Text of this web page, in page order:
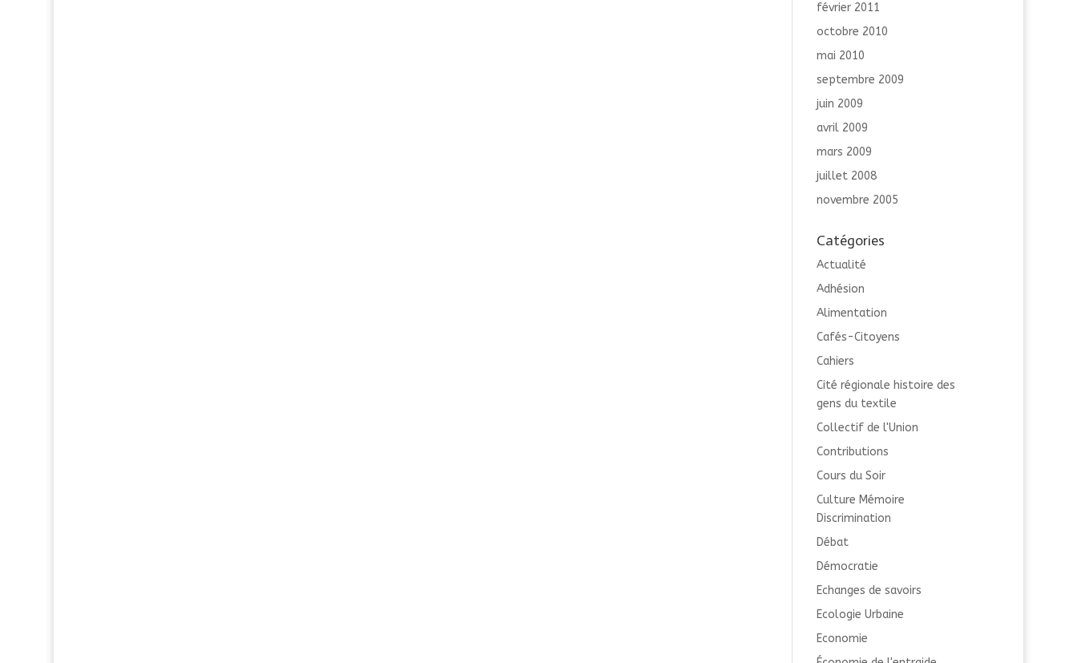
février 2011
octobre 2010
mai 2010
septembre 2009
juin 2009
avril 2009
mars 2009
juillet 2008
novembre 2005
Catégories
Actualité
Adhésion
Alimentation
Cafés-Citoyens
Cahiers
Cité régionale histoire des
gens du textile
Collectif de l'Union
Contributions
Cours du Soir
Culture Mémoire
Discrimination
Débat
Démocratie
Echanges de savoirs
Ecologie Urbaine
Economie